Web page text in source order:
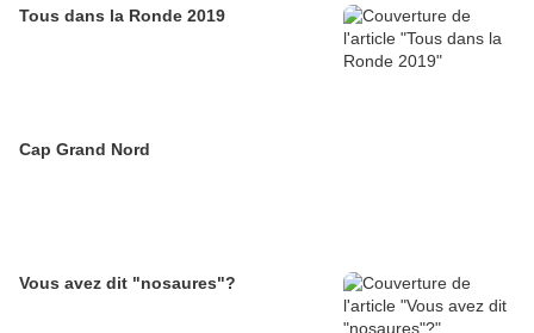
Tous dans la Ronde 2019
Cap Grand Nord
Vous avez dit "nosaures"?